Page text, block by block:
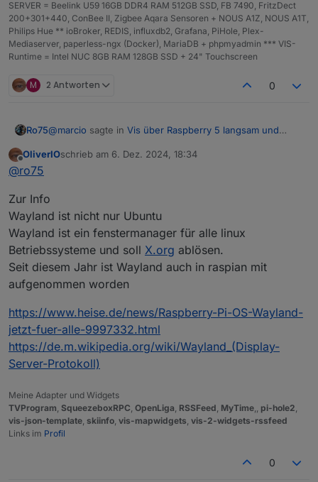
SERVER = Beelink U59 16GB DDR4 RAM 512GB SSD, FB 7490, FritzDect
200+301+440, ConBee II, Zigbee Aqara Sensoren + NOUS A1Z, NOUS A1T,
Philips Hue ** ioBroker, REDIS, influxdb2, Grafana, PiHole, Plex-
Mediaserver, paperless-ngx (Docker), MariaDB + phpmyadmin *** VIS-
Runtime = Intel NUC 8GB RAM 128GB SSD + 24" Touchscreen
M 2 Antworten 0
Ro75@marcio sagte in Vis über Raspberry 5 langsam und
Wie sieht das bei dir aus (VIS >> Setup >>
Einstellungen)?
Ro75.
Offline
OliverIOschrieb am 6. Dez. 2024, 18:34
zuletzt editiert von
@ro75
Zur Info
Wayland ist nicht nur Ubuntu
Wayland ist ein fenstermanager für alle linux
Betriebssysteme und soll X.org ablösen.
Seit diesem Jahr ist Wayland auch in raspian mit
aufgenommen worden
https://www.heise.de/news/Raspberry-Pi-OS-Wayland-
jetzt-fuer-alle-9997332.html
https://de.m.wikipedia.org/wiki/Wayland_(Display-
Server-Protokoll)
Meine Adapter und Widgets
TVProgram SqueezeboxRPC OpenLiga RSSFeed MyTime pi-hole2
vis-json-template skiinfo vis-mapwidgets vis-2-widgets-rssfeed
Links im Profil
0